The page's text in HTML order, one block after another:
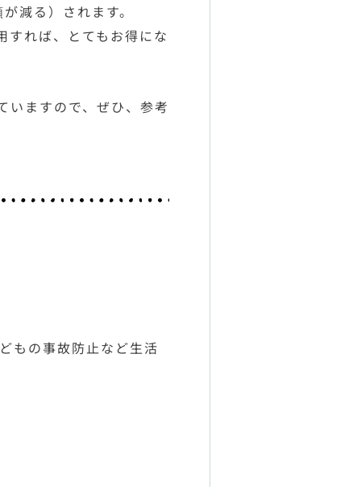
減る）されます。
すれば、とてもお得にな
いますので、ぜひ、参考
もの事故防止など生活